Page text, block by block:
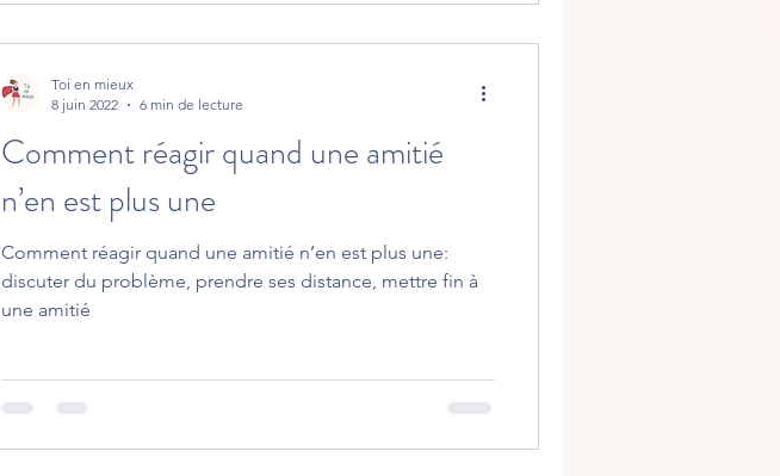
Comment réagir quand une amitié
n’en est plus une
Comment réagir quand une amitié n’en est plus une:
discuter du problème, prendre ses distance, mettre fin à
une amitié
Toi en mieux
8 juin 2022
6 min de lecture